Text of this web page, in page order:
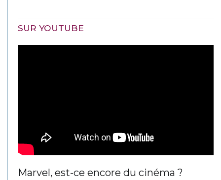
SUR YOUTUBE
Marvel, est-ce encore du cinéma ?